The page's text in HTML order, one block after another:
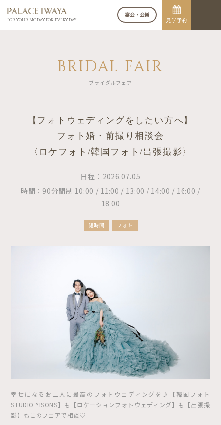
FOR YOUR BIG DAY. FOR EVERY DAY.
宴会・会議
見学予約
BRIDAL FAIR
ブライダルフェア
【フォトウェディングをしたい方へ】
フォト婚・前撮り相談会
〈ロケフォト/韓国フォト/出張撮影〉
日程：2026.07.05
時間：90分間制 10:00 / 11:00 / 13:00 / 14:00 / 16:00 /
18:00
短時間 フォト
幸せになるお二人に最高のフォトウェディングを♪【韓国フォト
STUDIO YISONS】も【ロケーションフォトウェディング】も【出張撮
影】もこのフェアで相談♡